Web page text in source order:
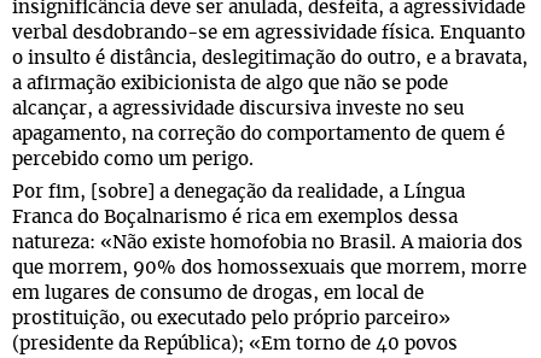
insignificância deve ser anulada, desfeita, a agressividade
verbal desdobrando-se em agressividade física. Enquanto
o insulto é distância, deslegitimação do outro, e a bravata,
a afirmação exibicionista de algo que não se pode
alcançar, a agressividade discursiva investe no seu
apagamento, na correção do comportamento de quem é
percebido como um perigo.
Por fim, [sobre] a denegação da realidade, a Língua
Franca do Boçalnarismo é rica em exemplos dessa
natureza: «Não existe homofobia no Brasil. A maioria dos
que morrem, 90% dos homossexuais que morrem, morre
em lugares de consumo de drogas, em local de
prostituição, ou executado pelo próprio parceiro»
(presidente da República); «Em torno de 40 povos